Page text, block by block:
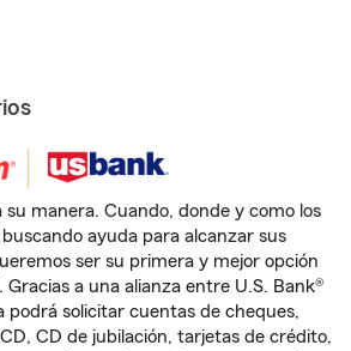
su manera. Cuando, donde y como los
ayuda para alcanzar sus
ser su primera y mejor opción
Gracias a una alianza entre U.S. Bank®
podrá solicitar cuentas de cheques,
CD de jubilación, tarjetas de crédito,